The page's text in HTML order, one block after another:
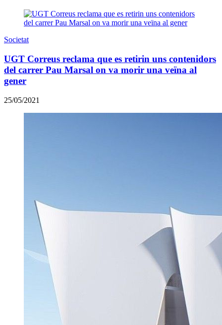
Societat
UGT Correus reclama que es retirin uns contenidors
del carrer Pau Marsal on va morir una veïna al
gener
25/05/2021